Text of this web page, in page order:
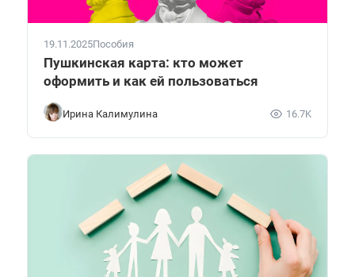
19.11.2025Пособия
Пушкинская карта: кто может
оформить и как ей пользоваться
Ирина Калимулина 16.7K